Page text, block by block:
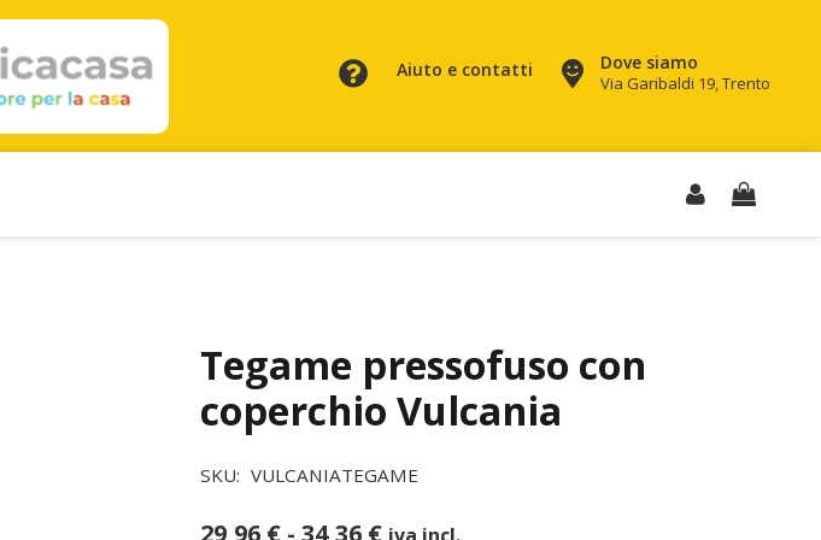
Aiuto e contatti Dove siamo
Via Garibaldi 19, Trento
Tegame pressofuso con
coperchio Vulcania
SKU: VULCANIATEGAME
29,96 € - 34,36 €Fascia